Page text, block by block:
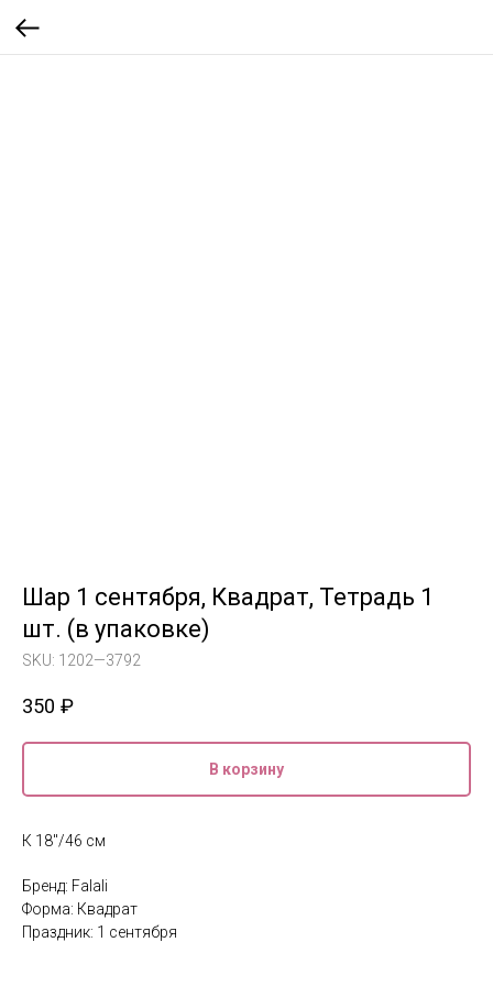
Шар 1 сентября, Квадрат, Тетрадь 1
шт. (в упаковке)
SKU: 1202—3792
350 ₽
В корзину
К 18"/46 см
Бренд: Falali
Форма: Квадрат
Праздник: 1 сентября